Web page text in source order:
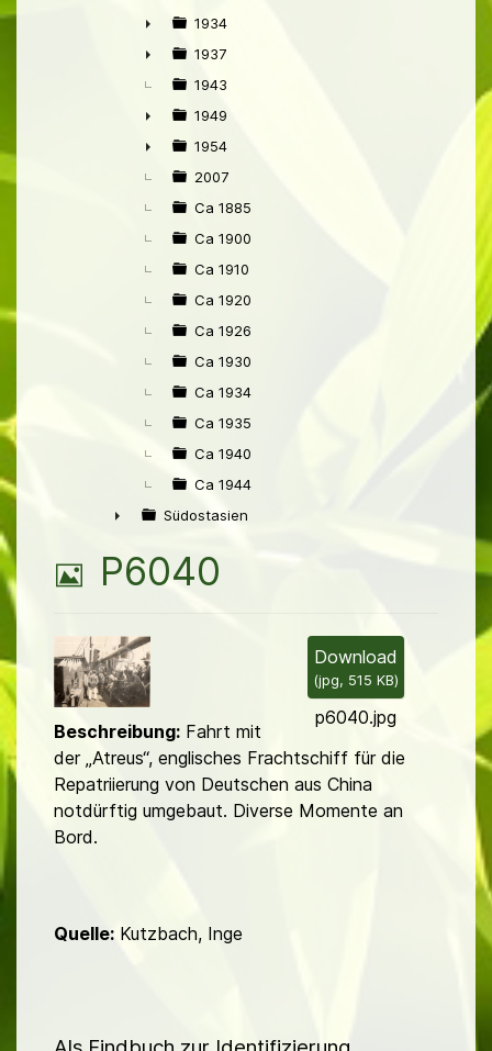
►
1934
►
1937
1943
►
1949
►
1954
2007
Ca 1885
Ca 1900
Ca 1910
Ca 1920
Ca 1926
Ca 1930
Ca 1934
Ca 1935
Ca 1940
Ca 1944
Südostasien
B
l
d
P6040
Download
(jpg, 515 KB)
p6040.jpg
Beschreibung: Fahrt mit
der „Atreus“, englisches Frachtschiff für die
Repatriierung von Deutschen aus China
notdürftig umgebaut. Diverse Momente an
Bord.
Quelle: Kutzbach, Inge